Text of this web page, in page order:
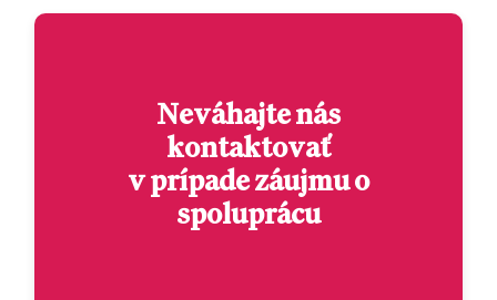
Neváhajte nás
kontaktovať
v prípade záujmu o
spoluprácu